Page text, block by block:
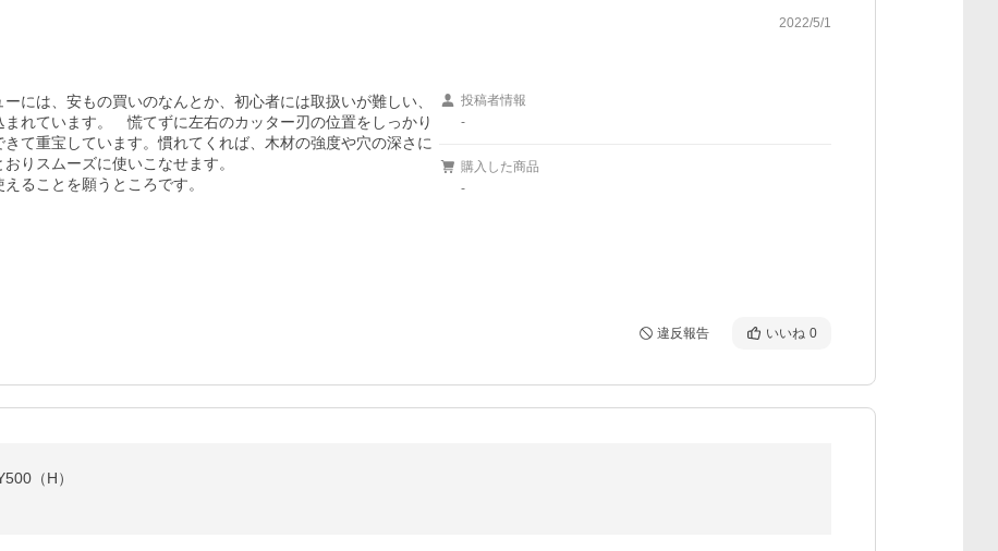
2022/5/1
には、安もの買いのなんとか、初心者には取扱いが難しい、
れています。　慌てずに左右のカッター刃の位置をしっかり
て重宝しています。慣れてくれば、木材の強度や穴の深さに
りスムーズに使いこなせます。
ることを願うところです。
投稿者情報
-
購入した商品
-
違反報告 いいね 0
（H）